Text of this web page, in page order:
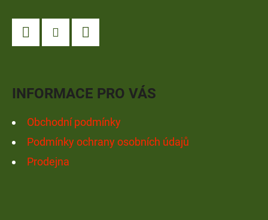
INFORMACE PRO VÁS
Obchodní podmínky
Podmínky ochrany osobních údajů
Prodejna